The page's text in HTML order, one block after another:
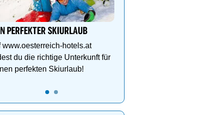
PERFEKTER SKIURLAUB
www.oesterreich-hotels.at
du die richtige Unterkunft für
perfekten Skiurlaub!